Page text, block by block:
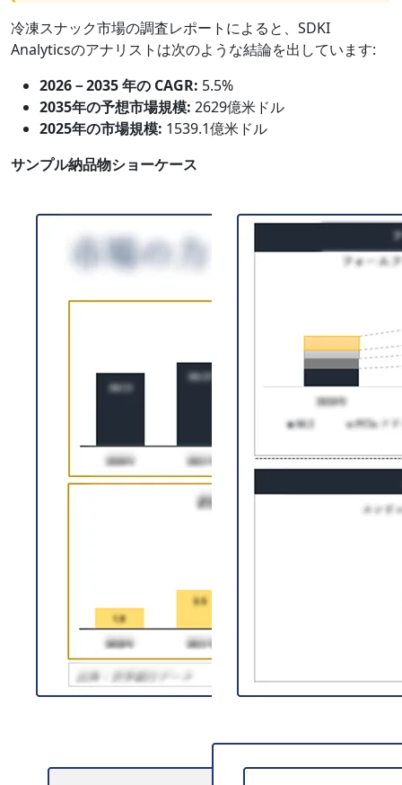
冷凍スナック市場の調査レポートによると、SDKI
Analyticsのアナリストは次のような結論を出しています:
2026－2035 年の CAGR: 5.5%
2035年の予想市場規模: 2629億米ドル
2025年の市場規模: 1539.1億米ドル
サンプル納品物ショーケース